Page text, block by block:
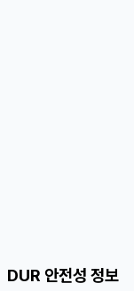
DUR 안전성 정보